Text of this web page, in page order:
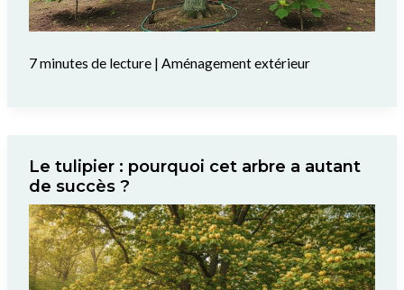
7 minutes de lecture| Aménagement extérieur
Le tulipier : pourquoi cet arbre a autant
de succès ?